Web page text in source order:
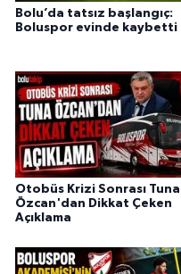
Bolu’da tatsız başlangıç:
Boluspor evinde kaybetti
Otobüs Krizi Sonrası Tuna
Özcan'dan Dikkat Çeken
Açıklama